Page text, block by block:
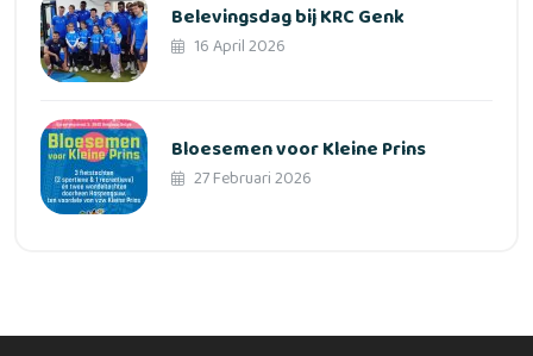
Belevingsdag bij KRC Genk
16 April 2026
Bloesemen voor Kleine Prins
27 Februari 2026